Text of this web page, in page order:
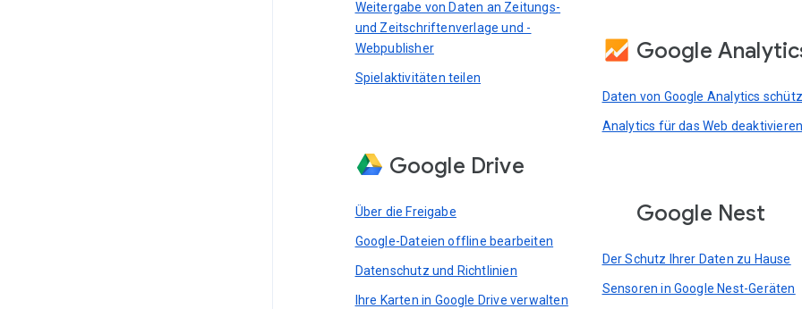
Weitergabe von Daten an Zeitungs-
und Zeitschriftenverlage und -
Webpublisher
Spielaktivitäten teilen
Google Drive
Über die Freigabe
Google-Dateien offline bearbeiten
Datenschutz und Richtlinien
Ihre Karten in Google Drive verwalten
Google
Daten von Google Analytics
Analytics für das Web deaktivieren
Google Nest
Der Schutz Ihrer Daten zu Hause
Sensoren in Google Nest-Geräten